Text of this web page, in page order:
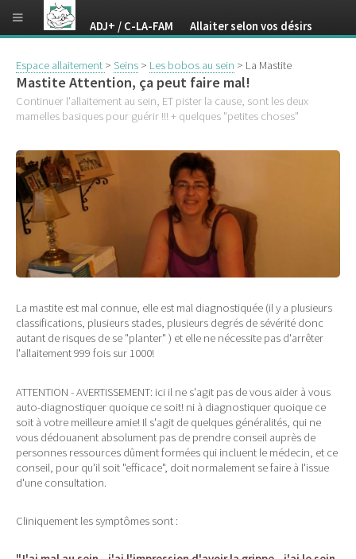
Espace allaitement > Seins > Les bobos au sein > La Mastite
Mastite Attention, ça peut faire mal!
Continuer l'allaitement au sein, ET pister la cause, sont les deux
mamelles basiques pour guérir !!! + quelques "petites choses"
La mastite est mal connue, elle est mal diagnostiquée (il y a plusieurs
classifications, plusieurs stades, plusieurs degrés de sévérité donc
autant de risques de se "planter" ) et elle ne nécessite pas d'arrêter
l'allaitement 999 fois sur 1000!
ATTENTION - AVERTISSEMENT: ici il ne s'agit pas de vous aider à vous
auto-diagnostiquer quoique ce soit! ni à diagnostiquer quoique ce
soit à votre meilleure amie! Il s'agit de quelques généralités, qui ne
vous dédouanent absolument pas de prendre conseil auprès de
personnes ressources dûment formées qui incluent le médecin, et ce
conseil, pour qu'il soit "efficace", doit normalement se faire à l'issue
d'une consultation.
Cliniquement les symptômes sont :
ADJ+ / C-LA-FAM Allaiter selon vos désirs